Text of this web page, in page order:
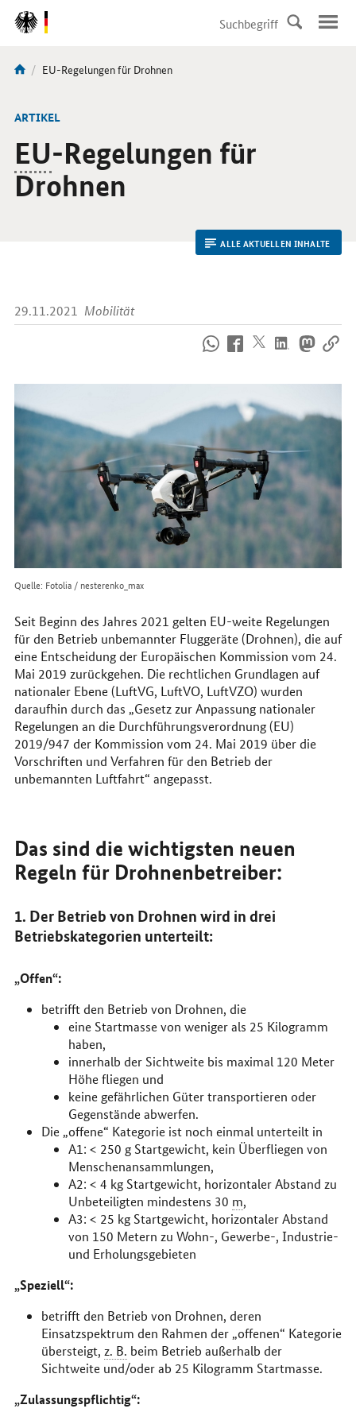
DirektZu:
Navigation
Sie
hier:
Aktuelle
EU-Regelungen für Drohnen
ARTIKEL
EU-Regelungen für
Drohnen
ALLE AKTUELLEN INHALTE
29.11.2021 Mobilität
uns
im
Internet
Quelle: Fotolia / nesterenko_max
Seit Beginn des Jahres 2021 gelten EU-weite Regelungen
für den Betrieb unbemannter Fluggeräte (Drohnen), die auf
eine Entscheidung der Europäischen Kommission vom 24.
Mai 2019 zurückgehen. Die rechtlichen Grundlagen auf
nationaler Ebene (LuftVG, LuftVO, LuftVZO) wurden
daraufhin durch das „Gesetz zur Anpassung nationaler
Regelungen an die Durchführungsverordnung (EU)
2019/947 der Kommission vom 24. Mai 2019 über die
Vorschriften und Verfahren für den Betrieb der
unbemannten Luftfahrt“ angepasst.
Das sind die wichtigsten neuen
Regeln für Drohnenbetreiber:
1. Der Betrieb von Drohnen wird in drei
Betriebskategorien unterteilt:
„Offen“:
betrifft den Betrieb von Drohnen, die
eine Startmasse von weniger als 25 Kilogramm
haben,
innerhalb der Sichtweite bis maximal 120 Meter
Höhe fliegen und
keine gefährlichen Güter transportieren oder
Gegenstände abwerfen.
Die „offene“ Kategorie ist noch einmal unterteilt in
A1: < 250 gStartgewicht, kein Überfliegen von
Menschenansammlungen,
A2: < 4 kgStartgewicht, horizontaler Abstand zu
Unbeteiligten mindestens 30 m,
A3: < 25 kgStartgewicht, horizontaler Abstand
von 150 Metern zu Wohn-, Gewerbe-, Industrie-
und Erholungsgebieten
„Speziell“:
betrifft den Betrieb von Drohnen, deren
Einsatzspektrum den Rahmen der „offenen“ Kategorie
übersteigt, z. B. beim Betrieb außerhalb der
Sichtweite und/oder ab 25 Kilogramm Startmasse.
„Zulassungspflichtig“: